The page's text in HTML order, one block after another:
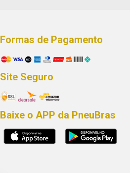
Formas de Pagamento
Site Seguro
Baixe o APP da PneuBras